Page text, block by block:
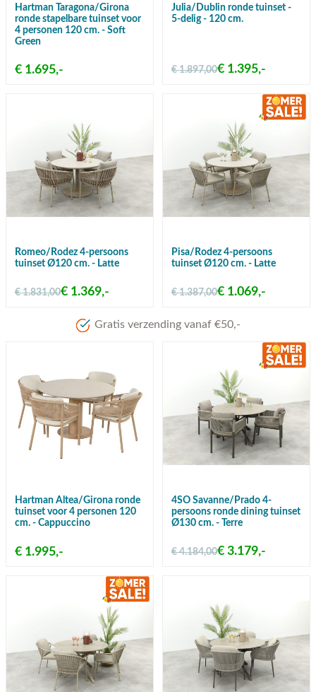
Hartman Taragona/Girona
ronde stapelbare tuinset voor
4 personen 120 cm. - Soft
Green
€ 1.695,-
Julia/Dublin ronde tuinset -
5-delig - 120 cm.
€ 1.897,00€ 1.395,-
Romeo/Rodez 4-persoons
tuinset Ø120 cm. - Latte
€ 1.831,00€ 1.369,-
Pisa/Rodez 4-persoons
tuinset Ø120 cm. - Latte
€ 1.387,00€ 1.069,-
Meer dan 80 jaar
Hartman Altea/Girona ronde
tuinset voor 4 personen 120
cm. - Cappuccino
€ 1.995,-
4SO Savanne/Prado 4-
persoons ronde dining tuinset
Ø130 cm. - Terre
€ 4.184,00€ 3.179,-